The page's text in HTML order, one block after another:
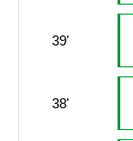
39'
38'